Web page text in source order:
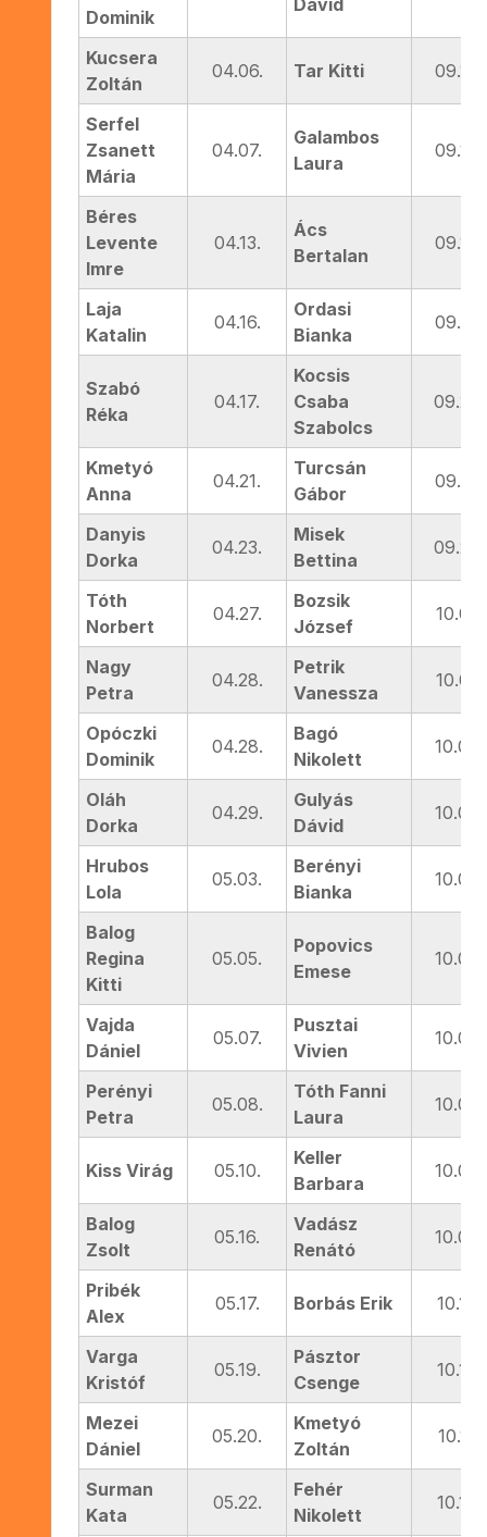
Dominik
Kucsera
Zoltán
04.06. Tar Kitti 09.18.
Serfel
Zsanett
Mária
04.07.
Galambos
Laura
09.18.
Béres
Levente
Imre
04.13.
Ács
Bertalan
09.19.
Laja
Katalin
04.16.
Ordasi
Bianka
09.21.
Szabó
Réka
04.17.
Kocsis
Csaba
Szabolcs
09.26.
Kmetyó
Anna
04.21.
Turcsán
Gábor
09.27.
Danyis
Dorka
04.23.
Misek
Bettina
09.29.
Tóth
Norbert
04.27.
Bozsik
József
10.01.
Nagy
Petra
04.28.
Petrik
Vanessza
10.01.
Opóczki
Dominik
04.28.
Bagó
Nikolett
10.03.
Oláh
Dorka
04.29.
Gulyás
Dávid
10.03.
Hrubos
Lola
05.03.
Berényi
Bianka
10.05.
Balog
Regina
Kitti
05.05.
Popovics
Emese
10.05.
Vajda
Dániel
05.07.
Pusztai
Vivien
10.06.
Perényi
Petra
05.08.
Tóth Fanni
Laura
10.08.
Kiss Virág 05.10.
Keller
Barbara
10.08.
Balog
Zsolt
05.16.
Vadász
Renátó
10.09.
Pribék
Alex
05.17. Borbás Erik 10.14.
Varga
Kristóf
05.19.
Pásztor
Csenge
10.14.
Mezei
Dániel
05.20.
Kmetyó
Zoltán
10.17.
Surman
Kata
05.22.
Fehér
Nikolett
10.18.